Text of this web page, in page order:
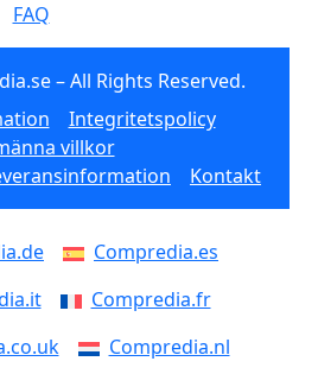
FAQ
– All Rights Reserved.
Integritetspolicy
villkor
Kontakt
Compredia.es
Compredia.fr
Compredia.nl